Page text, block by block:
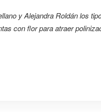
y Alejandra Roldán los
con flor para atraer